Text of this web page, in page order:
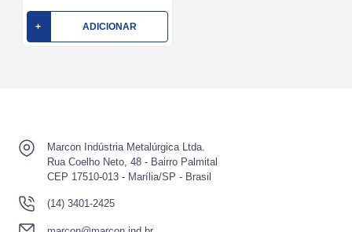
+ ADICIONAR
Marcon Indústria Metalúrgica Ltda.
Rua Coelho Neto, 48 - Bairro Palmital
CEP 17510-013 - Marília/SP - Brasil
(14) 3401-2425